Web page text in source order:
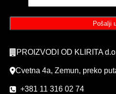
PROIZVODI OD KLIRITA
Cvetna 4a, Zemun, preko
+381 11 316 02 74